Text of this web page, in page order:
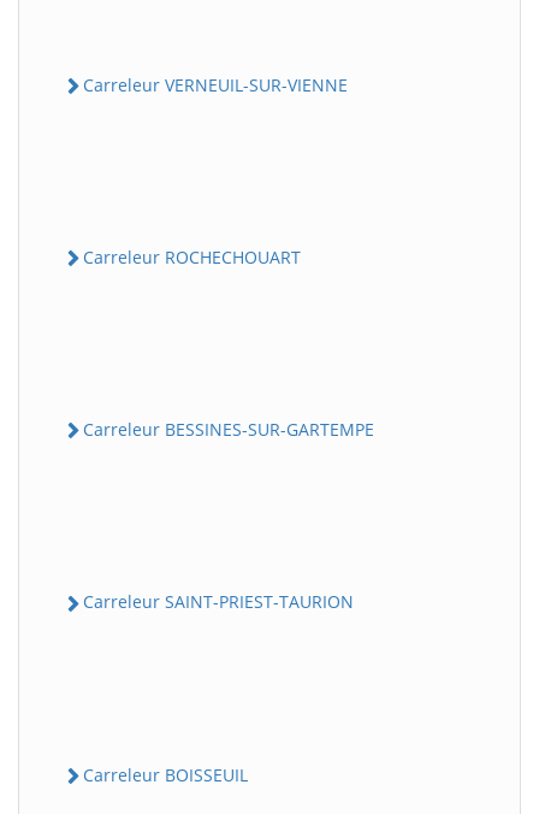
Carreleur VERNEUIL-SUR-VIENNE
Carreleur ROCHECHOUART
Carreleur BESSINES-SUR-GARTEMPE
Carreleur SAINT-PRIEST-TAURION
Carreleur BOISSEUIL